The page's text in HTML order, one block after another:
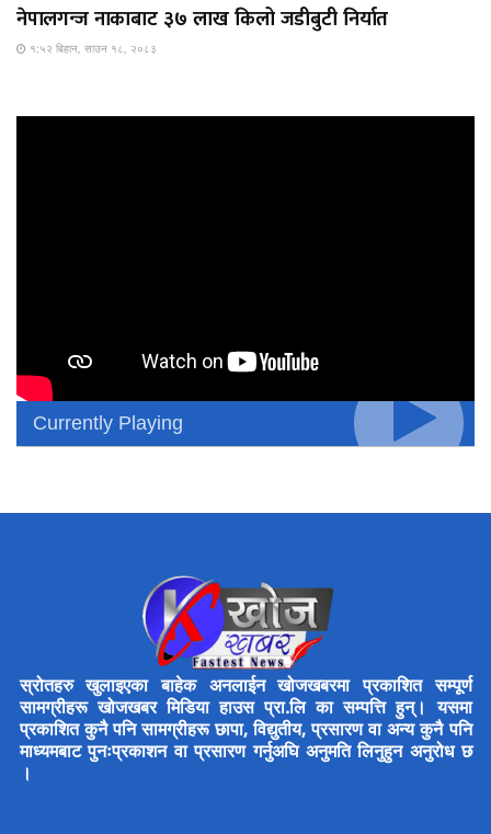
नेपालगन्ज नाकाबाट ३७ लाख किलो जडीबुटी निर्यात
१:५२ बिहान, साउन १८, २०८३
Currently Playing
स्रोतहरु खुलाइएका बाहेक अनलाईन खोजखबरमा प्रकाशित सम्पूर्ण
सामग्रीहरू खोजखबर मिडिया हाउस प्रा.लि का सम्पत्ति हुन्। यसमा
प्रकाशित कुनै पनि सामग्रीहरू छापा, विद्युतीय, प्रसारण वा अन्य कुनै पनि
माध्यमबाट पुनःप्रकाशन वा प्रसारण गर्नुअघि अनुमति लिनुहुन अनुरोध छ
।